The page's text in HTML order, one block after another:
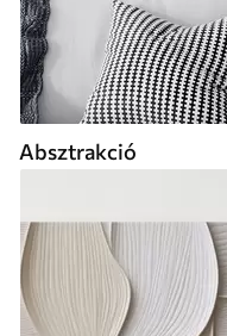
Absztrakció